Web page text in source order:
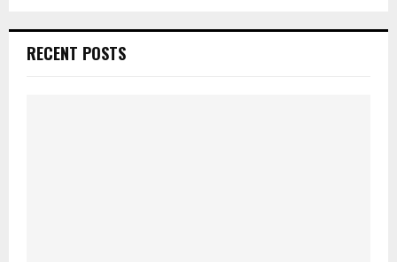
RECENT POSTS